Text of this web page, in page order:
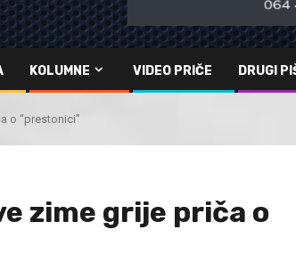
KOLUMNE VIDEO PRIČE DRUGI
o “prestonici”
zime grije priča o